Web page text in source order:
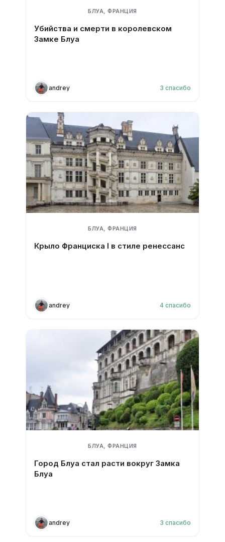
БЛУА, ФРАНЦИЯ
Убийства и смерти в королевском
Замке Блуа
andrey 3 спасибо
БЛУА, ФРАНЦИЯ
Крыло Франциска I в стиле ренессанс
andrey 4 спасибо
БЛУА, ФРАНЦИЯ
Город Блуа стал расти вокруг Замка
Блуа
andrey 3 спасибо